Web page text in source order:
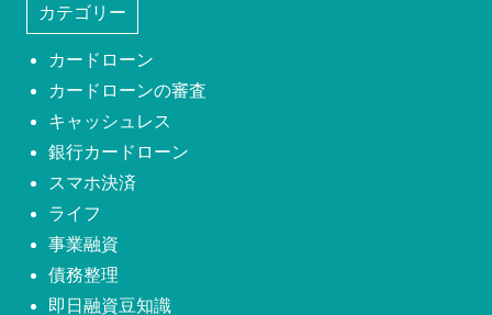
カテゴリー
カードローン
カードローンの審査
キャッシュレス
銀行カードローン
スマホ決済
ライフ
事業融資
債務整理
即日融資豆知識